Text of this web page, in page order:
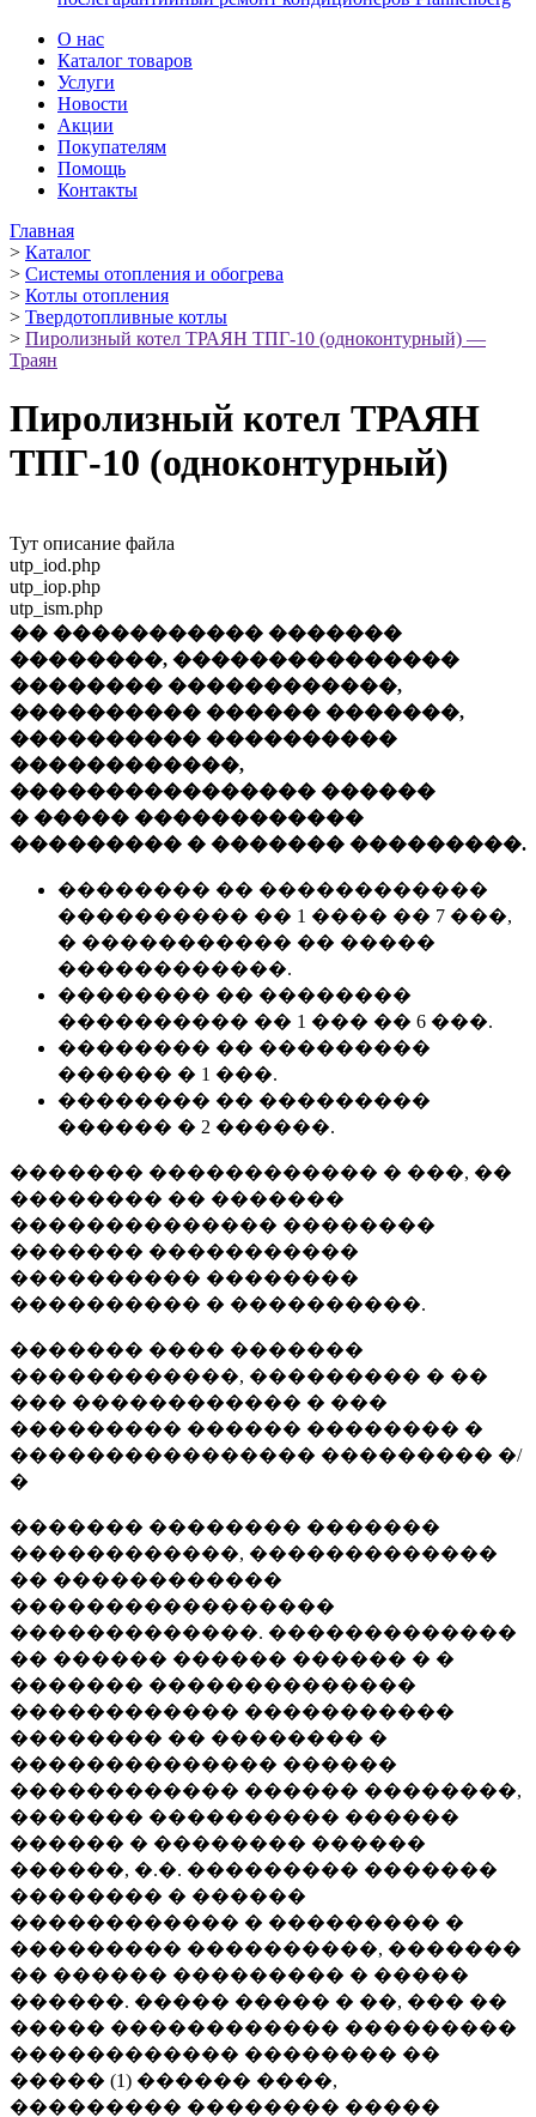
О нас
Каталог товаров
Услуги
Новости
Акции
Покупателям
Помощь
Контакты
Главная
> Каталог
> Системы отопления и обогрева
> Котлы отопления
> Твердотопливные котлы
> Пиролизный котел ТРАЯН ТПГ-10 (одноконтурный) —
Траян
Пиролизный котел ТРАЯН
ТПГ-10 (одноконтурный)
Тут описание файла
utp_iod.php
utp_iop.php
utp_ism.php
�� ����������� �������
��������, ���������������
�������� ������������,
���������� ������ �������,
���������� ����������
������������,
���������������� ������
� ����� ������������
��������� � ������� ���������.
�������� �� ������������
���������� �� 1 ���� �� 7 ���,
� ����������� �� �����
������������.
�������� �� ��������
���������� �� 1 ��� �� 6 ���.
�������� �� ���������
������ � 1 ���.
�������� �� ���������
������ � 2 ������.
������� ������������ � ���, ��
�������� �� �������
�������������� ��������
������� �����������
���������� ��������
���������� � ����������.
������� ���� �������
������������, ��������� � ��
��� ������������ � ���
��������� ������ �������� �
���������������� ��������� �/
�
������� �������� �������
������������, �������������
�� ������������
�����������������
�������������. �������������
�� ������ ������ ������ � �
������� ��������������
������������ �����������
�������� �� �������� �
�������������� ������
������������ ������ ��������,
������� ���������� ������
������ � �������� ������
������, �.�. ��������� �������
�������� � ������
������������ � ��������� �
��������� ����������, �������
�� ������ ��������� � �����
������. ����� ����� � ��, ��� ��
����� ������������ ���������
������������ �������� ��
����� (1) ������ ����,
��������� �������� �����